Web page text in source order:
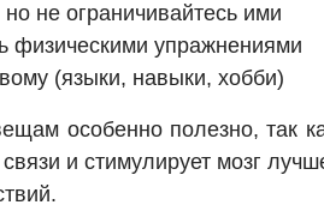
не ограничивайтесь ими
физическими упражнениями
(языки, навыки, хобби)
особенно полезно, так
и стимулирует мозг